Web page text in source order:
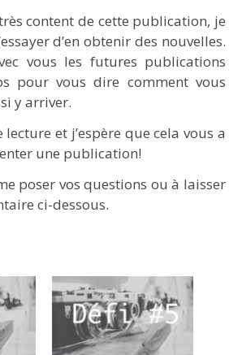
content de cette publication, je
d’en obtenir des nouvelles.
vous les futures publications
pour vous dire comment vous
y arriver.
et j’espère que cela vous a
une publication!
poser vos questions ou à laisser
ci-dessous.